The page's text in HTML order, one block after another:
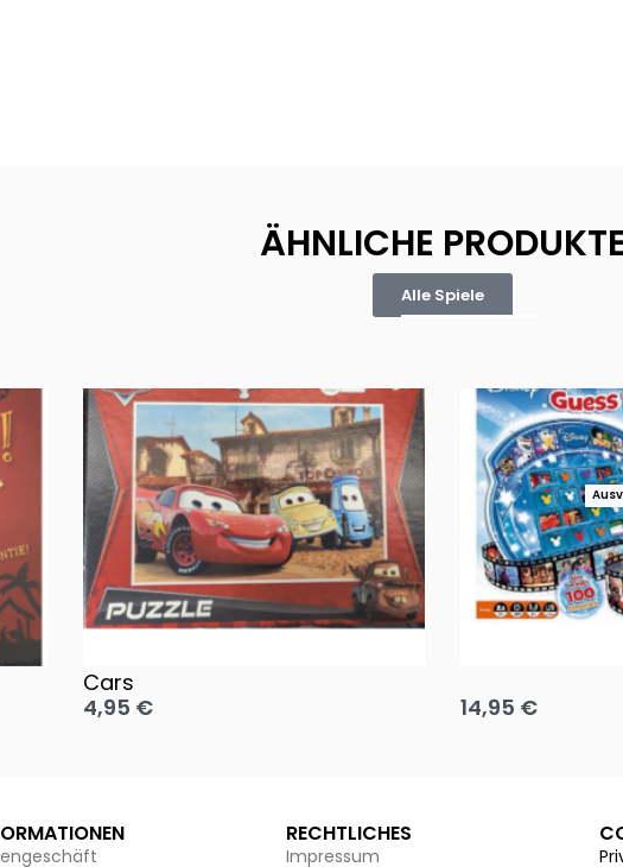
ÄHNLICHE PRODUKTE
Alle Spiele
Cars
4,95 €
14,95 €
RECHTLICHES
Impressum